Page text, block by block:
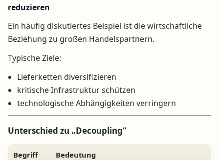
reduzieren
Ein häufig diskutiertes Beispiel ist die wirtschaftliche
Beziehung zu großen Handelspartnern.
Typische Ziele:
Lieferketten diversifizieren
kritische Infrastruktur schützen
technologische Abhängigkeiten verringern
Unterschied zu „Decoupling“
Begriff Bedeutung